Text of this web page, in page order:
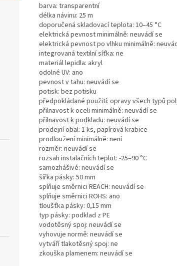
barva: transparentní
délka návinu: 25 m
doporučená skladovací teplota: 10–45 °C
elektrická pevnost minimálně: neuvádí se
elektrická pevnost po vlhku minimálně:
integrovaná textilní síťka: ne
materiál lepidla: akryl
odolné UV: ano
pevnost v tahu: neuvádí se
potisk: bez potisku
předpokládané použití: opravy všech typů
přilnavost k oceli minimálně: neuvádí se
přilnavost k podkladu: neuvádí se
prodejní obal: 1 ks, papírová krabice
prodloužení minimálně: není
rozměr: neuvádí se
rozsah instalačních teplot: -25–90 °C
samozhášivé: neuvádí se
šířka pásky: 50 mm
splňuje směrnici REACH: neuvádí se
splňuje směrnici ROHS: ano
tloušťka pásky: 0,15 mm
typ pásky: podklad z PE
vodotěsný spoj: neuvádí se
vyhovuje normě: neuvádí se
vytváří tlakotěsný spoj: ne
zkouška plamenem: neuvádí se